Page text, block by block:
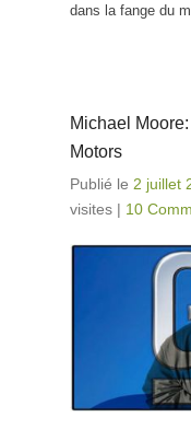
dans la fange du
Michael
Motors
Publié le 2 juillet
visites | 10